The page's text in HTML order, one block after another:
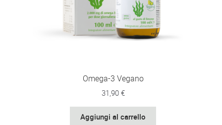
Omega-3 Vegano
31,90 €
Aggiungi al carrello